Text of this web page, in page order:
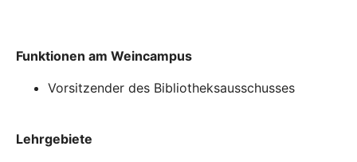
Funktionen am Weincampus
Vorsitzender des Bibliotheksausschusses
Lehrgebiete